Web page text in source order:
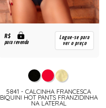
R$
para revenda
Logue-se para
ver o preço
5841 - CALCINHA FRANCESCA
BIQUINI HOT PANTS FRANZIDINHA
NA LATERAL